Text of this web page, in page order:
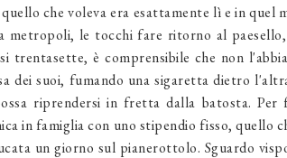
quello che voleva era esattamente lì e in quel
metropoli, le tocchi fare ritorno al paesello,
trentasette, è comprensibile che non
dei suoi, fumando una sigaretta dietro
riprendersi in fretta dalla batosta.
in famiglia con uno stipendio fisso, quello
un giorno sul pianerottolo. Sguardo